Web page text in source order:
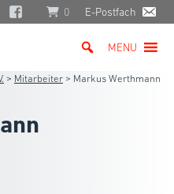
0 E-Postfach
MENU
> Mitarbeiter > Markus Werthmann